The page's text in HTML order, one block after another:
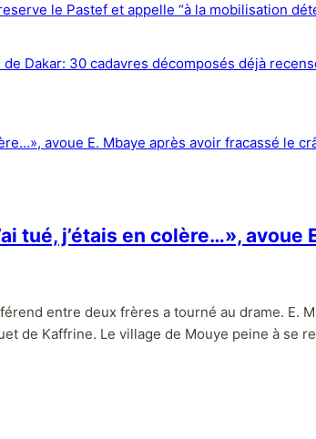
le Pastef et appelle “à la mobilisation
Dakar: 30 cadavres décomposés déjà
tué, j’étais en colère…»,
entre deux frères a tourné au drame. E.
de Kaffrine. Le village de Mouye peine à se